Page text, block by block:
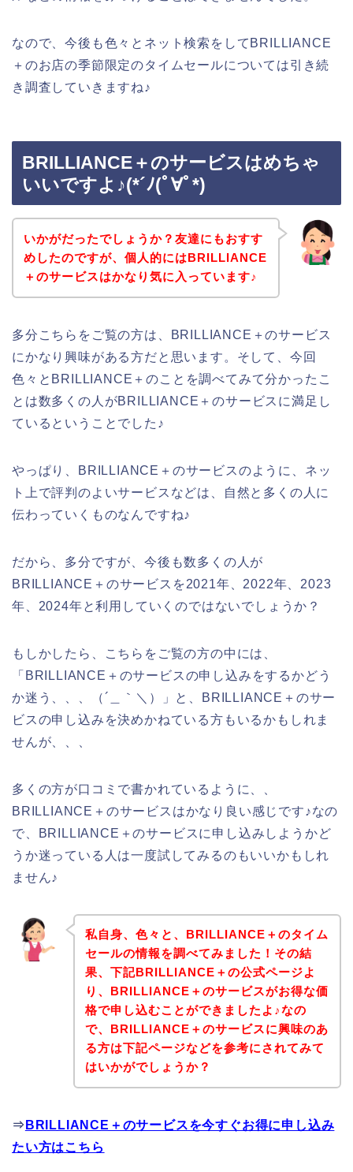
なので、今後も色々とネット検索をしてBRILLIANCE
＋のお店の季節限定のタイムセールについては引き続
き調査していきますね♪
BRILLIANCE＋のサービスはめちゃ
いいですよ♪(*´ﾉ(ﾟ∀ﾟ*)
いかがだったでしょうか？友達にもおすす
めしたのですが、個人的にはBRILLIANCE
＋のサービスはかなり気に入っています♪
多分こちらをご覧の方は、BRILLIANCE＋のサービス
にかなり興味がある方だと思います。そして、今回
色々とBRILLIANCE＋のことを調べてみて分かったこ
とは数多くの人がBRILLIANCE＋のサービスに満足し
ているということでした♪
やっぱり、BRILLIANCE＋のサービスのように、ネッ
ト上で評判のよいサービスなどは、自然と多くの人に
伝わっていくものなんですね♪
だから、多分ですが、今後も数多くの人が
BRILLIANCE＋のサービスを2021年、2022年、2023
年、2024年と利用していくのではないでしょうか？
もしかしたら、こちらをご覧の方の中には、
「BRILLIANCE＋のサービスの申し込みをするかどう
か迷う、、、（´＿｀＼）」と、BRILLIANCE＋のサー
ビスの申し込みを決めかねている方もいるかもしれま
せんが、、、
多くの方が口コミで書かれているように、、
BRILLIANCE＋のサービスはかなり良い感じです♪なの
で、BRILLIANCE＋のサービスに申し込みしようかど
うか迷っている人は一度試してみるのもいいかもしれ
ません♪
私自身、色々と、BRILLIANCE＋のタイム
セールの情報を調べてみました！その結
果、下記BRILLIANCE＋の公式ページよ
り、BRILLIANCE＋のサービスがお得な価
格で申し込むことができましたよ♪なの
で、BRILLIANCE＋のサービスに興味のあ
る方は下記ページなどを参考にされてみて
はいかがでしょうか？
⇒ BRILLIANCE＋のサービスを今すぐお得に申し込み
たい方はこちら